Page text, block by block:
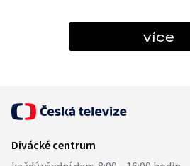
více